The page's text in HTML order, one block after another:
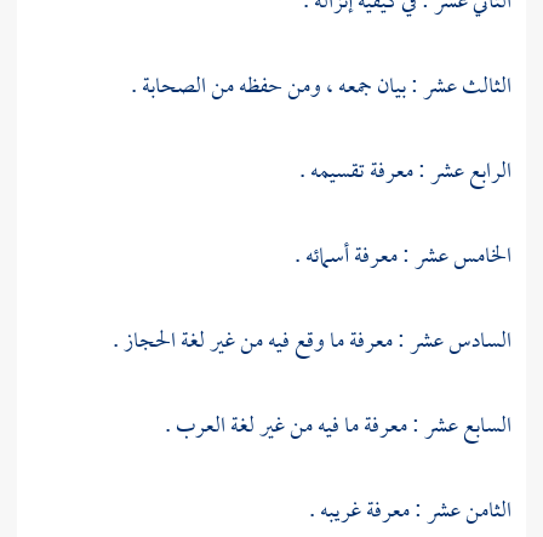
الثالث عشر : بيان جمعه ، ومن حفظه من الصحابة .
الرابع عشر : معرفة تقسيمه .
الخامس عشر : معرفة أسمائه .
السادس عشر : معرفة ما وقع فيه من غير لغة الحجاز .
السابع عشر : معرفة ما فيه من غير لغة العرب .
الثامن عشر : معرفة غريبه .